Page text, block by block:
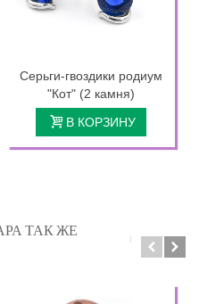
Серьги-гвоздики родиум
"Кот" (2 камня)
В КОРЗИНУ
ТАК ЖЕ